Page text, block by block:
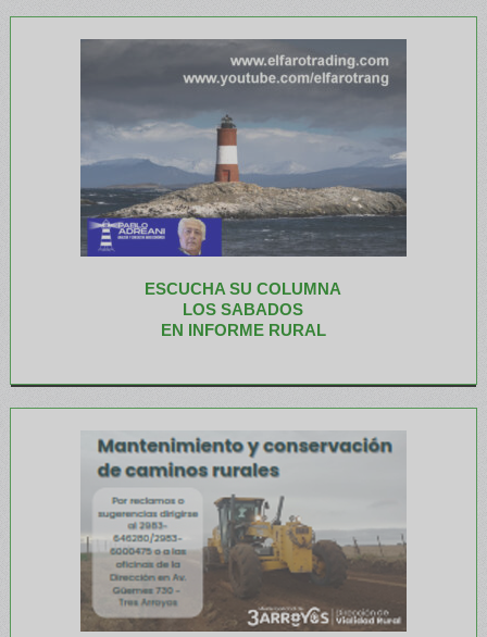
ESCUCHA SU COLUMNA
LOS SABADOS
EN INFORME RURAL